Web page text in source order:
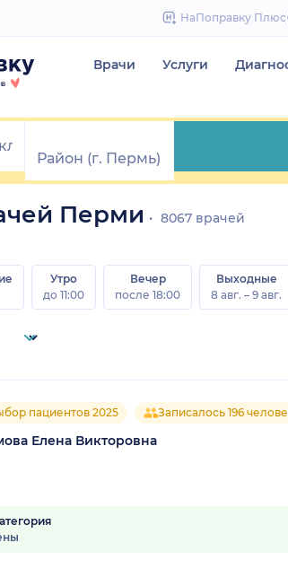
НаПоправку Плюс
Врачи Услуги
Перми
8067 врачей
Утро
до 11:00
Вечер
после 18:00
Выходные
8 авг. – 9 авг.
пациентов 2025 Записалось 196
Елена Викторовна